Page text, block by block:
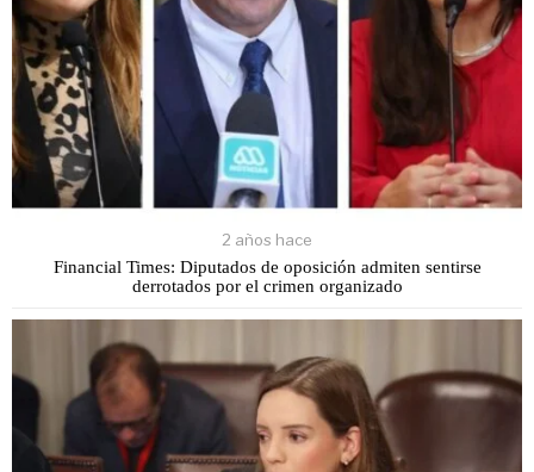
2 años hace
Financial Times: Diputados de oposición admiten sentirse
derrotados por el crimen organizado